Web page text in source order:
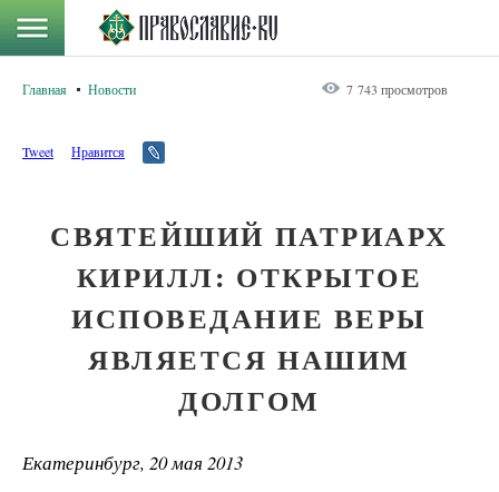
Главная Новости 7 743 просмотров
Tweet Нравится
СВЯТЕЙШИЙ ПАТРИАРХ
КИРИЛЛ: ОТКРЫТОЕ
ИСПОВЕДАНИЕ ВЕРЫ
ЯВЛЯЕТСЯ НАШИМ
ДОЛГОМ
Екатеринбург, 20 мая 2013